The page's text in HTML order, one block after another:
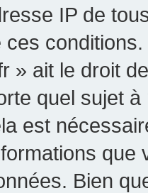
IP de
» ait le droit
quel sujet
est
Bien